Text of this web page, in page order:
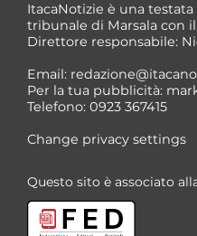
ItacaNotizie è una
tribunale di Marsala con il
Direttore responsabile:
Email:
Per la tua pubblicità:
Telefono: 0923 367415
Change privacy settings
Questo sito è associato